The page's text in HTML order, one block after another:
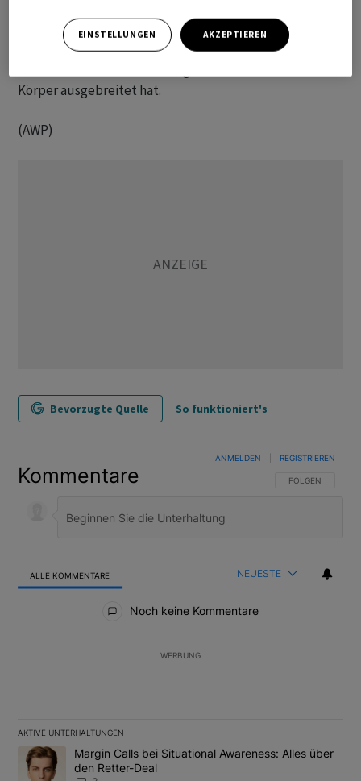
bestimmten Art von Brustkrebs deutlich verlangsamen.
Dabei richtet sich die Kombination an Patientinnen, bei
Körper ausgebreitet hat.
(AWP)
Bevorzugte Quelle So funktioniert's
Kommentare FOLGE DIESER
FOLGEN
ANMELDEN REGISTRIEREN
ALLE KOMMENTARE NEUESTE
Noch keine Kommentare
WERBUNG
AKTIVE UNTERHALTUNGEN
Das Folgende ist eine Liste der am meisten kommentierten
Ein Trendartikel mit dem Titel "Margin Calls bei Situational
Margin Calls bei Situational Awareness: Alles über
den Retter-Deal
EINSTELLUNGEN AKZEPTIEREN